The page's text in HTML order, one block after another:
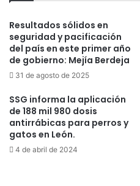
Resultados sólidos en
seguridad y pacificación
del país en este primer año
de gobierno: Mejía Berdeja
31 de agosto de 2025
SSG informa la aplicación
de 188 mil 980 dosis
antirrábicas para perros y
gatos en León.
4 de abril de 2024